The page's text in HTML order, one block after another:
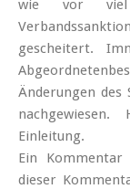
wie vor viel
gescheitert.
Änderungen
Einleitung.
Ein
dieser